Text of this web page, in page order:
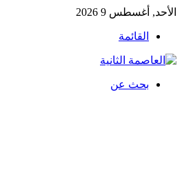
الأحد, أغسطس 9 2026
القائمة
بحث عن